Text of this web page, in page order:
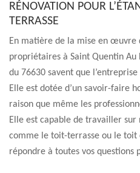
RÉNOVATION POUR
TERRASSE
En matière de la mise en œuvre
propriétaires à Saint Quentin Au
du 76630 savent que
Elle est dotée d’un savoir-faire
raison que même les
Elle est capable de travailler
comme le toit-terrasse ou le toit
répondre à toutes vos questions